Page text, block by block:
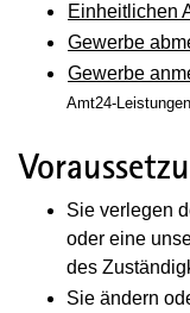
Einheitlichen
Gewerbe
Gewerbe
Amt24-Leistungen
Sie verlegen
oder eine
des
Sie ändern